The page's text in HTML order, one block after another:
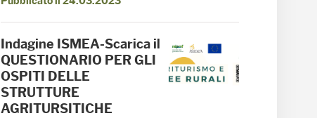
Indagine ISMEA-Scarica il
QUESTIONARIO PER GLI
OSPITI DELLE
STRUTTURE
AGRITURSITICHE